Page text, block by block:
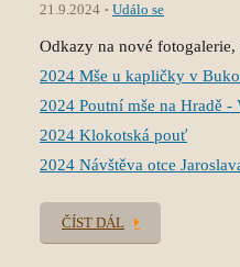
21.9.2024 Událo se
Odkazy na nové
2024 Mše u kapličky v
2024 Poutní mše na Hradě
2024 Klokotská pouť
2024 Návštěva otce
ČÍST DÁL